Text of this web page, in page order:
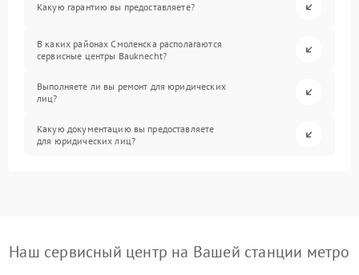
Какую гарантию вы предоставляете?
В каких районах Смоленска располагаются
сервисные центры Bauknecht?
Выполняете ли вы ремонт для юридических
лиц?
Какую документацию вы предоставляете
для юридических лиц?
Наш сервисный центр на Вашей станции метро